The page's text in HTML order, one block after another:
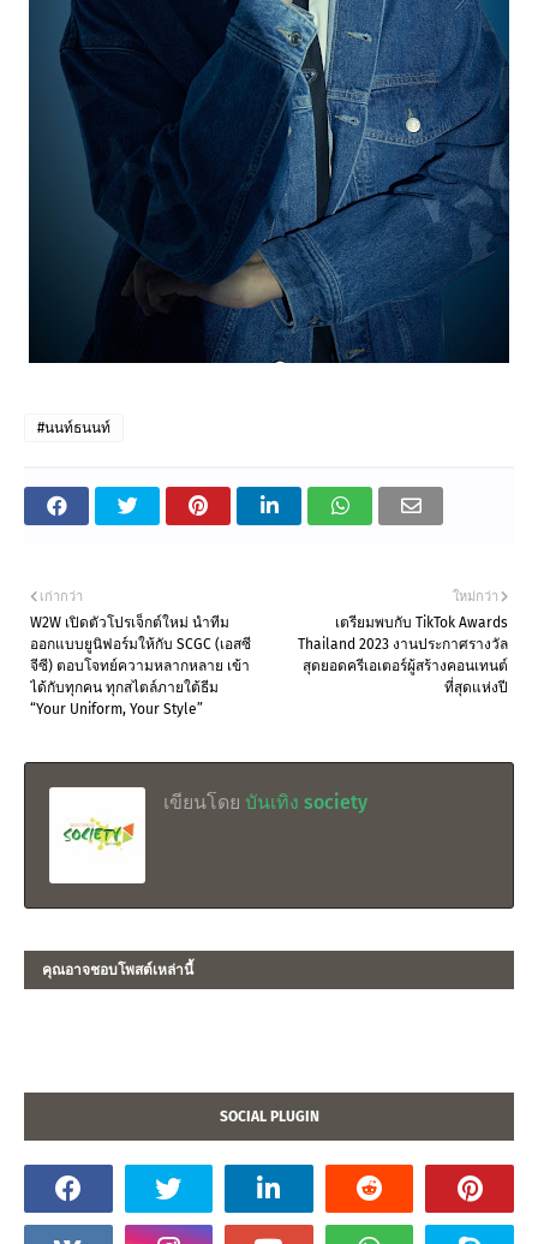
#นนท์ธนนท์
ใหม่กว่า
เตรียมพบกับ TikTok Awards
Thailand 2023 งานประกาศรางวัล
สุดยอดครีเอเตอร์ผู้สร้างคอนเทนต์
ที่สุดแห่งปี
เก่ากว่า
W2W เปิดตัวโปรเจ็กต์ใหม่ นำทีม
ออกแบบยูนิฟอร์มให้กับ SCGC (เอสซี
จีซี) ตอบโจทย์ความหลากหลาย เข้า
ได้กับทุกคน ทุกสไตล์ภายใต้ธีม
“Your Uniform, Your Style”
เขียนโดย บันเทิง society
คุณอาจชอบโพสต์เหล่านี้
SOCIAL PLUGIN